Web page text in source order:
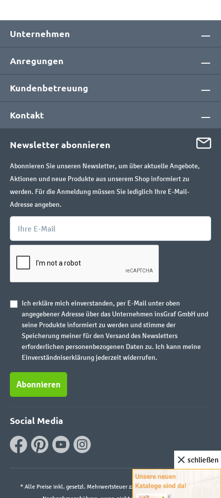
Unternehmen
Anregungen
Kundenbetreuung
Kontakt
Newsletter abonnieren
Abonnieren Sie unseren Newsletter, um über aktuelle Angebote,
Aktionen und neue Produkte aus unserem Shop informiert zu
werden. Für die Anmeldung müssen Sie lediglich Ihre E-Mail-
Adresse angeben.
Ich erkläre mich einverstanden, per E-Mail unter oben
angegebener Adresse über das Unternehmen insGraf GmbH und
seine Produkte informiert zu werden und stimme der
Speicherung meiner für den Versand des Newsletters
erforderlichen personenbezogenen Daten zu. Ich kann meine
Einverständniserklärung jederzeit widerrufen.
Abonnieren
Social Media
* Alle Preise inkl. gesetzl. Mehrwertsteuer zzgl.Versandkostenund ggf.
schließen